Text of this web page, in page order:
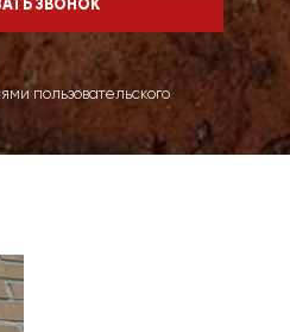
пользовательского